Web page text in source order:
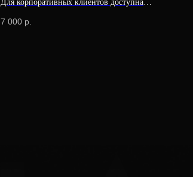
Для корпоративных клиентов доступна
7 000 р.